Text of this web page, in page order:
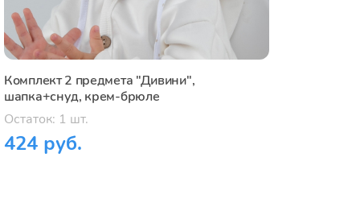
Комплект 2 предмета "Дивини",
шапка+снуд, крем-брюле
Остаток: 1 шт.
424 руб.